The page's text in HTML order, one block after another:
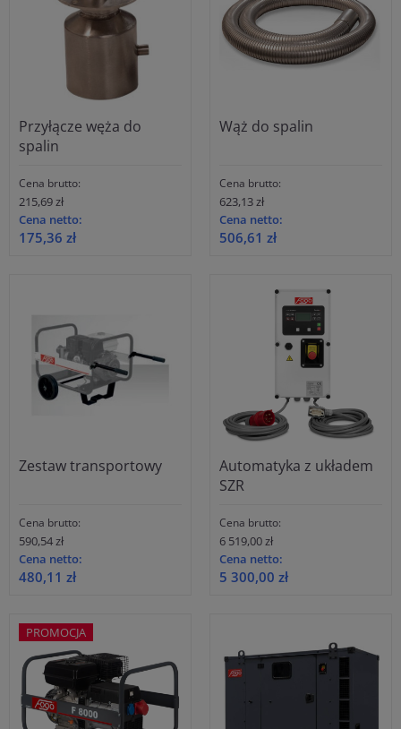
Przyłącze węża do
spalin
Cena brutto:
215,69 zł
Cena netto:
175,36 zł
Wąż do spalin
Cena brutto:
623,13 zł
Cena netto:
506,61 zł
Zestaw transportowy
Cena brutto:
590,54 zł
Cena netto:
480,11 zł
Automatyka z układem
SZR
Cena brutto:
6 519,00 zł
Cena netto:
5 300,00 zł
PROMOCJA